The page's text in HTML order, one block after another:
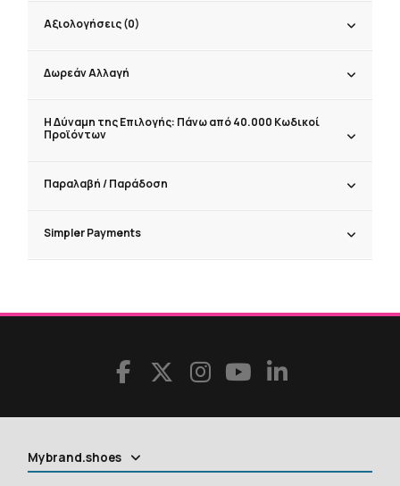
Αξιολογήσεις (0)
Δωρεάν Αλλαγή
Η Δύναμη της Επιλογής: Πάνω από 40.000 Κωδικοί
Προϊόντων
Παραλαβή / Παράδoση
Simpler Payments
Mybrand.shoes